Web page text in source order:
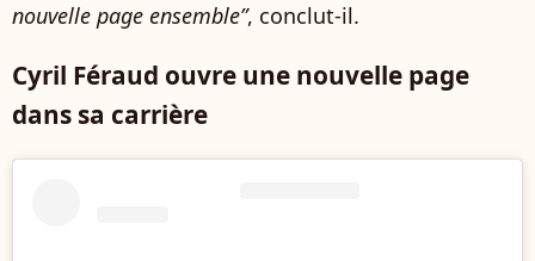
nouvelle page ensemble”, conclut-il.
Cyril Féraud ouvre une nouvelle page
dans sa carrière